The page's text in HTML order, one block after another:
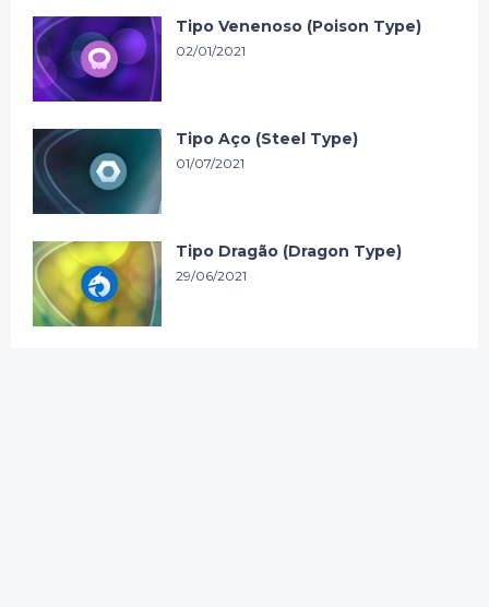
Tipo Venenoso (Poison Type)
02/01/2021
Tipo Aço (Steel Type)
01/07/2021
Tipo Dragão (Dragon Type)
29/06/2021